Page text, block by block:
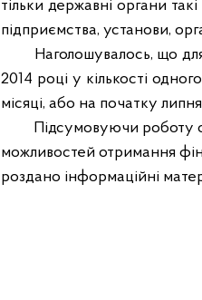
тільки державні органи
підприємства, установи,
Наголошувалось, що
2014 році у кількості
місяці, або на початку
Підсумовуючи роботу
можливостей отримання
роздано інформаційні